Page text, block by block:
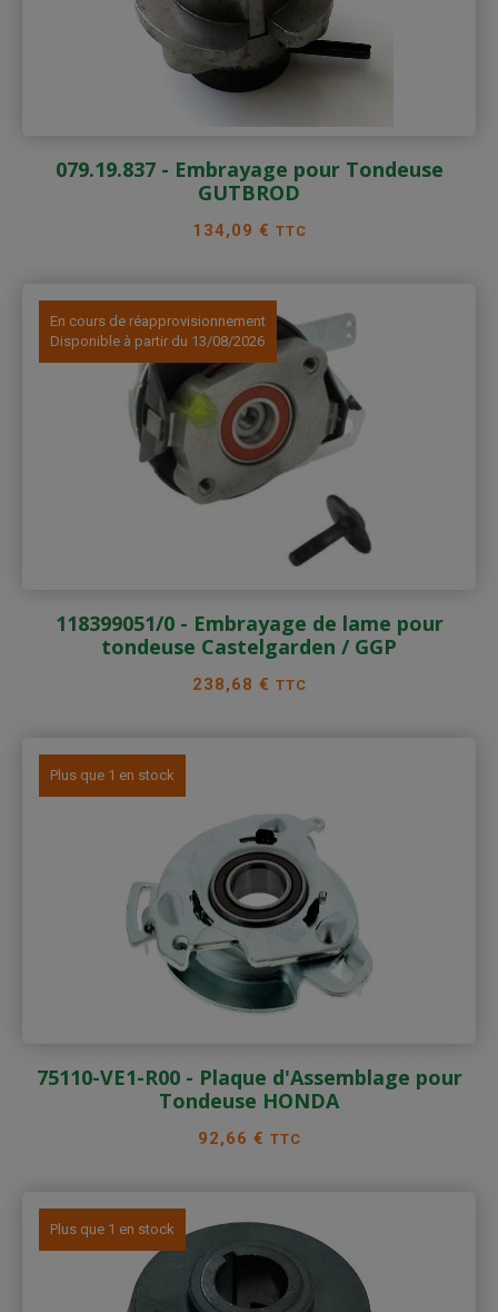
079.19.837 - Embrayage pour Tondeuse
GUTBROD
Prix
134,09 € TTC
En cours de réapprovisionnement
Disponible à partir du 13/08/2026
118399051/0 - Embrayage de lame pour
tondeuse Castelgarden / GGP
Prix
238,68 € TTC
Plus que 1 en stock
75110-VE1-R00 - Plaque d'Assemblage pour
Tondeuse HONDA
Prix
92,66 € TTC
Plus que 1 en stock